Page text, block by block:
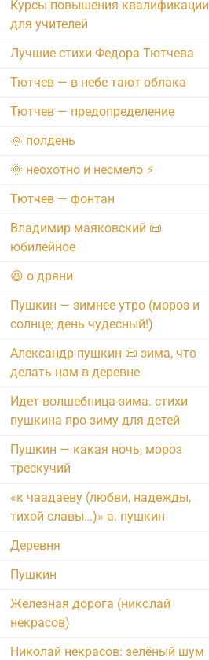
Курсы повышения квалификации
для учителей
Лучшие стихи Федора Тютчева
Тютчев — в небе тают облака
Тютчев — предопределение
🌞 полдень
🌞 неохотно и несмело ⚡️
Тютчев — фонтан
Владимир маяковский 📜
юбилейное
😆 о дряни
Пушкин — зимнее утро (мороз и
солнце; день чудесный!)
Александр пушкин 📜 зима, что
делать нам в деревне
Идет волшебница-зима. стихи
пушкина про зиму для детей
Пушкин — какая ночь, мороз
трескучий
«к чаадаеву (любви, надежды,
тихой славы…)» а. пушкин
Деревня
Пушкин
Железная дорога (николай
некрасов)
Николай некрасов: зелёный шум